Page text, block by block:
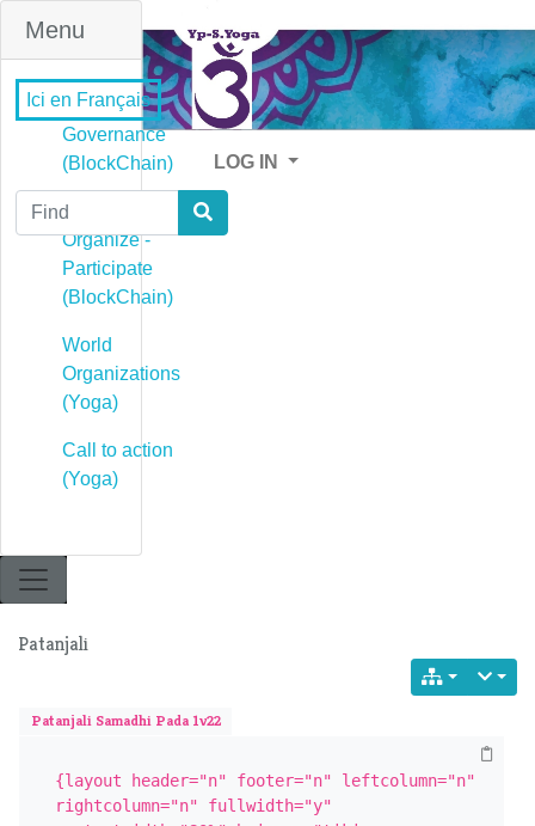
Menu
Governance
(BlockChain)
Governance -
Organize -
Participate
(BlockChain)
World
Organizations
(Yoga)
Call to action
(Yoga)
Ici en Français
LOG IN
Find
Patanjali
Patanjali Samadhi Pada 1v22
{layout header="n" footer="n" leftcolumn="n"
rightcolumn="n" fullwidth="y"